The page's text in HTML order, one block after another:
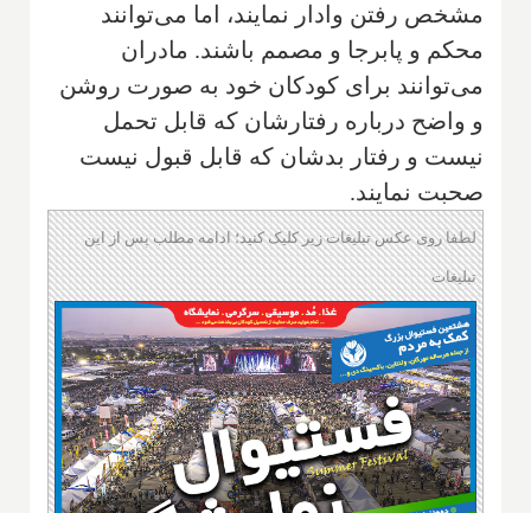
مشخص رفتن وادار نمایند، اما می‌توانند
محکم و پابرجا و مصمم باشند. مادران
می‌توانند برای کودکان خود به صورت روشن
و واضح درباره رفتارشان که قابل تحمل
نیست و رفتار بدشان که قابل قبول نیست
صحبت نمایند.
لطفا روی عکس تبلیغات زیر کلیک کنید؛ ادامه مطلب پس از این
تبلیغات